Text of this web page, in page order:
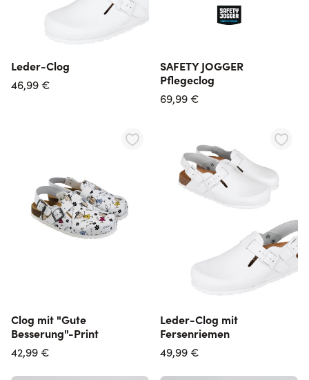
Leder-Clog
46,99 €
SAFETY JOGGER
Pflegeclog
69,99 €
Clog mit "Gute
Besserung"-Print
42,99 €
Leder-Clog mit
Fersenriemen
49,99 €